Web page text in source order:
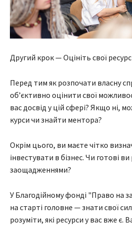
Другий крок — Оцініть свої
Перед тим як розпочати власну
об’єктивно оцінити свої
вас досвід у цій сфері? Якщо ні,
курси чи знайти ментора?
Окрім цього, ви маєте чітко
інвестувати в бізнес. Чи готові
заощадженнями?
У Благодійному фонді "Право на
на старті головне — знати свої
розуміти, які ресурси у вас вже є.